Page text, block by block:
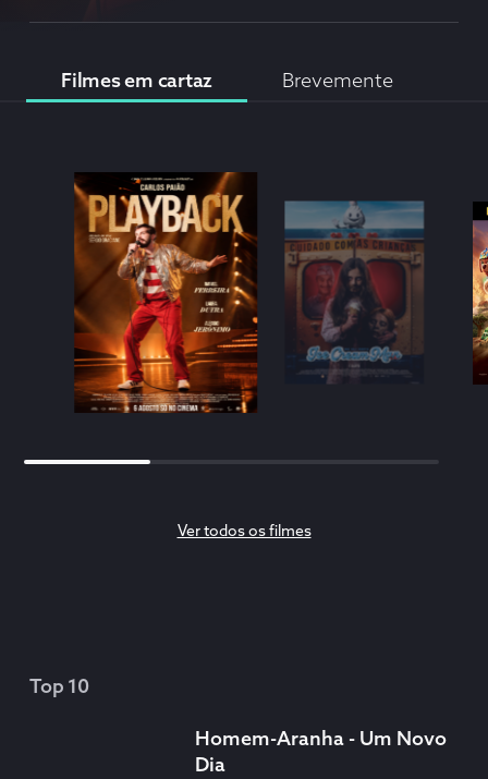
Filmes em cartaz brevemente
Ver todos os filmes
Top 10
Homem-Aranha - Um Novo
Dia